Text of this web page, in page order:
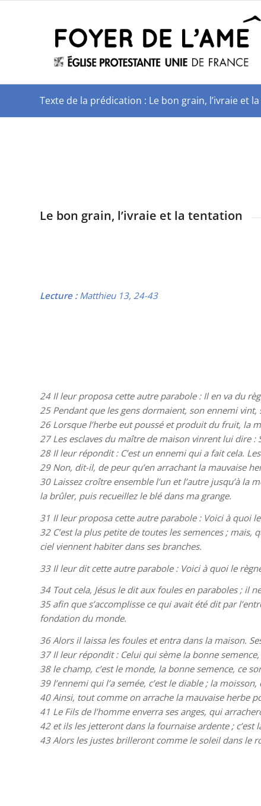
Texte de la prédication : Le bon grain, l’ivraie et
Le bon grain, l’ivraie et la tentation
Lecture : Matthieu 13, 24-43
24Il leur proposa cette autre parabole : Il en va du
25Pendant que les gens dormaient, son ennemi vint,
26 Lorsque l’herbe eut poussé et produit du fruit, la
27Les esclaves du maître de maison vinrent lui dire :
28 Il leur répondit : C’est un ennemi qui a fait cela.
29 Non, dit-il, de peur qu’en arrachant la mauvaise
30 Laissez croître ensemble l’un et l’autre jusqu’à
la brûler, puis recueillez le blé dans ma grange.
31 Il leur proposa cette autre parabole : Voici à quoi
32 C’est la plus petite de toutes les semences ;
ciel viennent habiter dans ses branches.
33 Il leur dit cette autre parabole : Voici à quoi le
34 Tout cela, Jésus le dit aux foules en paraboles ; il
35 afin que s’accomplisse ce qui avait été dit par
fondation du monde.
36Alors il laissa les foules et entra dans la maison.
37Il leur répondit : Celui qui sème la bonne semence,
38 le champ, c’est le monde, la bonne semence, ce
39 l’ennemi qui l’a semée, c’est le diable ; la
40Ainsi, tout comme on arrache la mauvaise herbe
41 Le Fils de l’homme enverra ses anges, qui
42 et ils les jetteront dans la fournaise ardente ; c’est
43Alors les justes brilleront comme le soleil dans le